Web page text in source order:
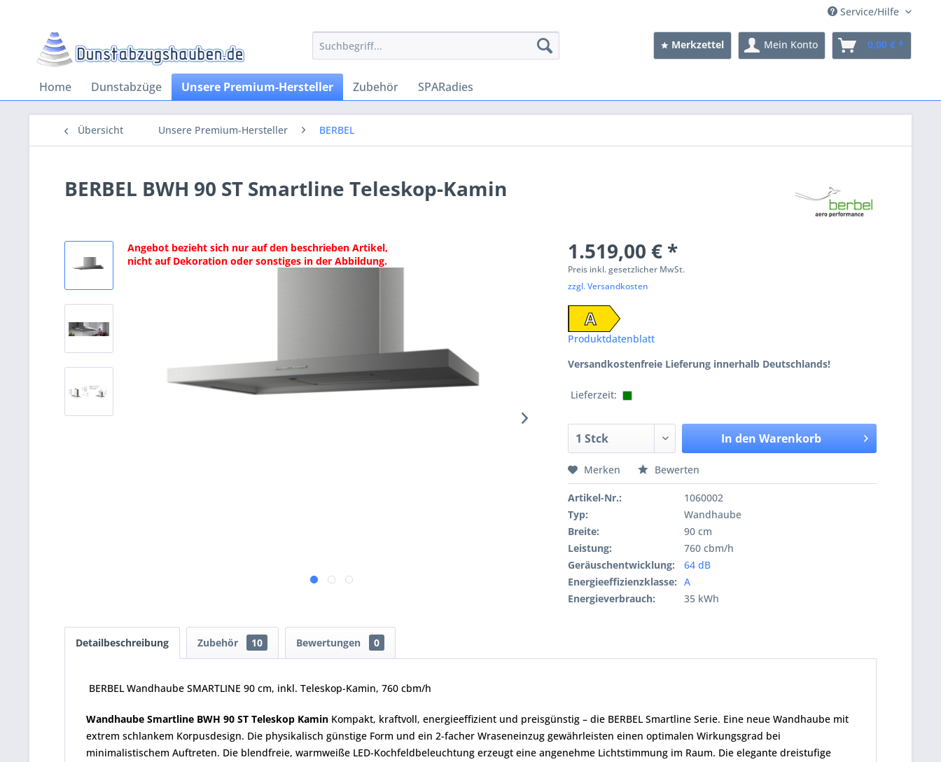
Service/Hilfe
Merkzettel Mein Konto 0,00 € *
Home Dunstabzüge Unsere Premium-Hersteller Zubehör SPARadies
Übersicht Unsere Premium-Hersteller BERBEL
BERBEL BWH 90 ST Smartline Teleskop-Kamin
Angebot bezieht sich nur auf den beschrieben Artikel,
nicht auf Dekoration oder sonstiges in der Abbildung.
1.519,00 € *
Preis inkl. gesetzlicher MwSt.
zzgl. Versandkosten
A
Produktdatenblatt
Versandkostenfreie Lieferung innerhalb Deutschlands!
Lieferzeit:
In den Warenkorb
Merken Bewerten
Artikel-Nr.:
1060002
Typ:
Wandhaube
Breite:
90 cm
Leistung:
760 cbm/h
Geräuschentwicklung:
64 dB
Energieeffizienzklasse:
A
Energieverbrauch:
35 kWh
Detailbeschreibung Zubehör 10 Bewertungen 0
BERBEL Wandhaube SMARTLINE 90 cm, inkl. Teleskop-Kamin, 760 cbm/h
Wandhaube Smartline BWH 90 ST Teleskop Kamin Kompakt, kraftvoll, energieeffizient und preisgünstig – die BERBEL Smartline Serie. Eine neue Wandhaube mit
extrem schlankem Korpusdesign. Die physikalisch günstige Form und ein 2-facher Wraseneinzug gewährleisten einen optimalen Wirkungsgrad bei
minimalistischem Auftreten. Die blendfreie, warmweiße LED-Kochfeldbeleuchtung erzeugt eine angenehme Lichtstimmung im Raum. Die elegante dreistufige